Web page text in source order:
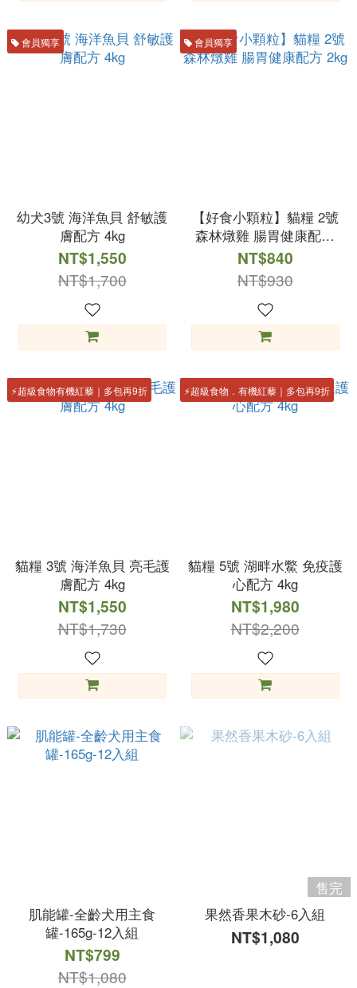
會員獨享
幼犬3號 海洋魚貝 舒敏護
膚配方 4kg
NT$1,550
NT$1,700
會員獨享
【好食小顆粒】貓糧 2號
森林燉雞 腸胃健康配方
2kg
NT$840
NT$930
⚡️超級食物有機紅藜｜多包再9折
貓糧 3號 海洋魚貝 亮毛護
膚配方 4kg
NT$1,550
NT$1,730
⚡️超級食物．有機紅藜｜多包再9折
貓糧 5號 湖畔水鱉 免疫護
心配方 4kg
NT$1,980
NT$2,200
肌能罐-全齡犬用主食
罐-165g-12入組
NT$799
NT$1,080
售完
果然香果木砂-6入組
NT$1,080